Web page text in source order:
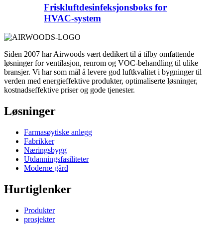
Friskluftdesinfeksjonsboks for
HVAC-system
Siden 2007 har Airwoods vært dedikert til å tilby omfattende
løsninger for ventilasjon, renrom og VOC-behandling til ulike
bransjer. Vi har som mål å levere god luftkvalitet i bygninger til
verden med energieffektive produkter, optimaliserte løsninger,
kostnadseffektive priser og gode tjenester.
Løsninger
Farmasøytiske anlegg
Fabrikker
Næringsbygg
Utdanningsfasiliteter
Moderne gård
Hurtiglenker
Produkter
prosjekter